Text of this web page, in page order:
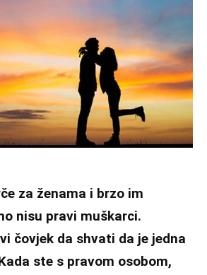
za ženama i brzo im
nisu pravi muškarci.
čovjek da shvati da je jedna
ste s pravom osobom,